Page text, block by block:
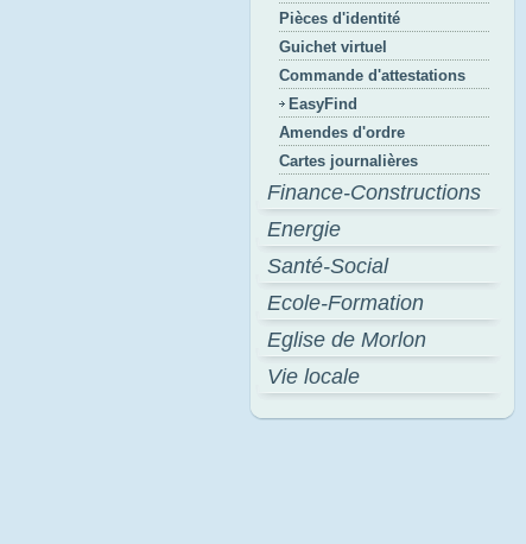
Pièces d'identité
Guichet virtuel
Commande d'attestations
EasyFind
Amendes d'ordre
Cartes journalières
Finance-Constructions
Energie
Santé-Social
Ecole-Formation
Eglise de Morlon
Vie locale